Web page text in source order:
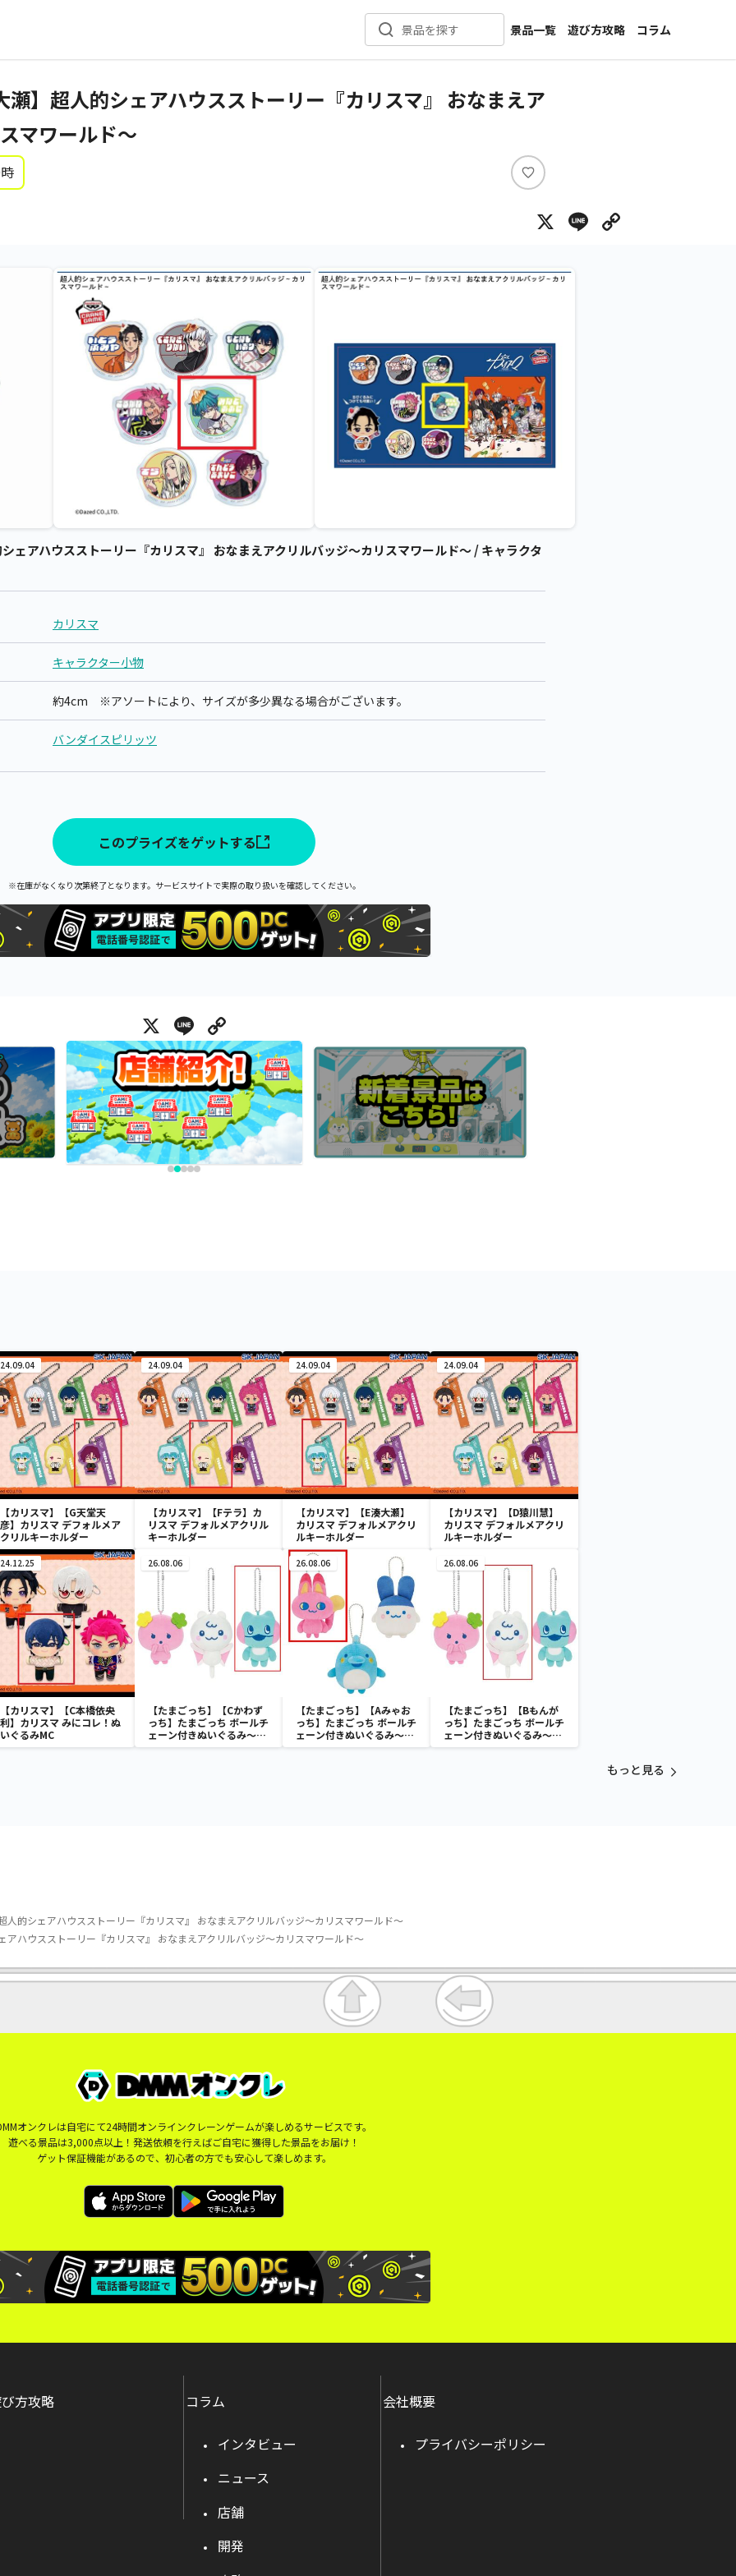
景品を探す
景品一覧
新着景品
カテゴリ一覧
遊び方攻略
コラム
インタビュー
瀬】超人的シェアハウスストーリー『カリスマ』 おなまえア
マワールド～
い
ね
X Line
ェアハウスストーリー『カリスマ』 おなまえアクリルバッジ～カリスマワールド～ / キャラクタ
カリスマ
キャラクター小物
約4cm ※アソートにより、サイズが多少異なる場合がございます。
バンダイスピリッツ
このプライズをゲットする
※在庫がなくなり次第終了となります。サービスサイトで実際の取り扱いを確認してください。
X Line
24.09.04
【カリスマ】【G天堂天
彦】カリスマ デフォルメア
クリルキーホルダー
24.09.04
【カリスマ】【Fテラ】カ
リスマ デフォルメアクリル
キーホルダー
24.09.04
【カリスマ】【E湊大瀬】
カリスマ デフォルメアクリ
ルキーホルダー
24.09.04
【カリスマ】【D猿川慧】
カリスマ デフォルメアクリ
ルキーホルダー
24.12.25
【カリスマ】【C本橋依央
利】カリスマ みにコレ！ぬ
いぐるみMC
26.08.06
【たまごっち】【Cかわず
っち】たまごっち ボールチ
ェーン付きぬいぐるみ～
Tamagotchi Paradise～
26.08.06
【たまごっち】【Aみゃお
っち】たまごっち ボールチ
ェーン付きぬいぐるみ～
Tamagotchi Paradise～
26.08.06
【たまごっち】【Bもんが
っち】たまごっち ボールチ
ェーン付きぬいぐるみ～
Tamagotchi Paradise～
もっと見る
人的シェアハウスストーリー『カリスマ』 おなまえアクリルバッジ～カリスマワールド～
アハウスストーリー『カリスマ』 おなまえアクリルバッジ～カリスマワールド～
オンクレは自宅にて24時間オンラインクレーンゲームが楽しめるサービスです。
遊べる景品は3,000点以上！発送依頼を行えばご自宅に獲得した景品をお届け！
ゲット保証機能があるので、初心者の方でも安心して楽しめます。
方攻略 コラム
インタビュー
ニュース
店舗
開発
会社概要
プライバシーポリシー